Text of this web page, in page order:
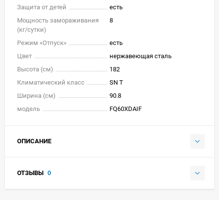
Защита от детей
есть
Мощность замораживания
(кг/cутки)
8
Режим «Отпуск»
есть
Цвет
нержавеющая сталь
Высота (см)
182
Климатический класс
SN T
Ширина (см)
90.8
модель
FQ60XDAIF
ОПИСАНИЕ
ОТЗЫВЫ 0